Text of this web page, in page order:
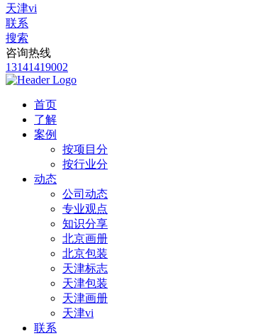
天津vi
联系
搜索
咨询热线
13141419002
首页
了解
案例
按项目分
按行业分
动态
公司动态
专业观点
知识分享
北京画册
北京包装
天津标志
天津包装
天津画册
天津vi
联系